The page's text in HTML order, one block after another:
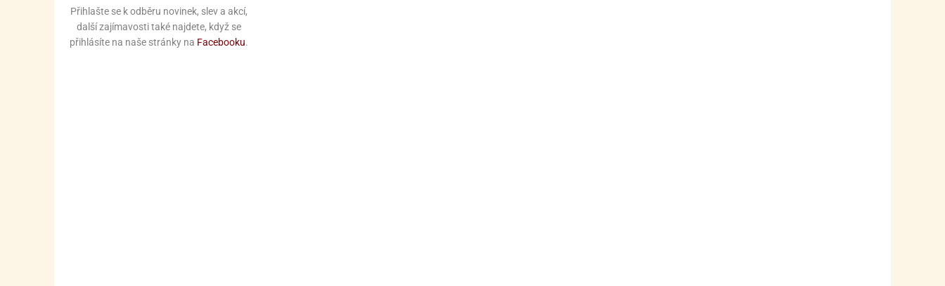
Přihlašte se k odběru novinek, slev a akcí,
další zajímavosti také najdete, když se
přihlásíte na naše stránky na Facebooku.